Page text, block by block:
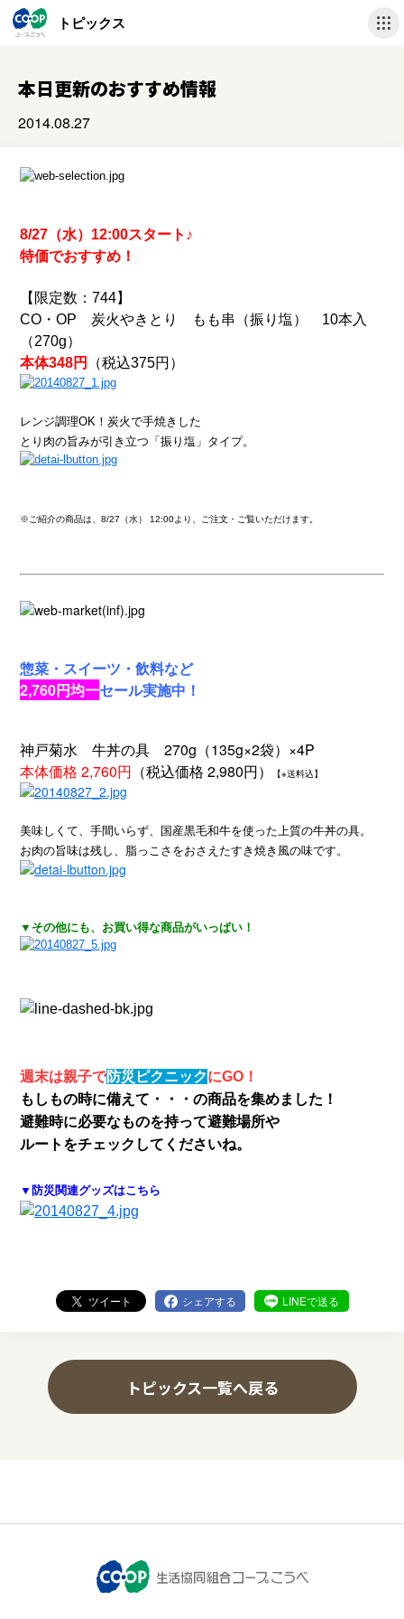
トピックス
本日更新のおすすめ情報
2014.08.27
8/27（水）12:00スタート♪
特価でおすすめ！
【限定数：744】
CO・OP 炭火やきとり もも串（振り塩） 10本入
（270g）
本体348円
（税込375円）
レンジ調理OK！炭火で手焼きした
とり肉の旨みが引き立つ「振り塩」タイプ。
※ご紹介の商品は、8/27（水） 12:00より、ご注文・ご覧いただけます。
惣菜・スイーツ・飲料など
2,760円均一セール実施中！
神戸菊水 牛丼の具 270g（135g×2袋）×4P
本体価格 2,760円 （税込価格 2,980円） 【※送料込】
美味しくて、手間いらず、国産黒毛和牛を使った上質の牛丼の具。
お肉の旨味は残し、脂っこさをおさえたすき焼き風の味です。
▼その他にも、お買い得な商品がいっぱい！
週末は親子で防災ピクニックにGO！
もしもの時に備えて・・・の商品を集めました！
避難時に必要なものを持って避難場所や
ルートをチェックしてくださいね。
▼防災関連グッズはこちら
ツイート シェアする LINEで送る
トピックス一覧へ戻る